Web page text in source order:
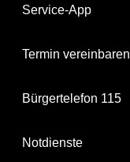
Service-App
Termin vereinbaren
Bürgertelefon 115
Notdienste